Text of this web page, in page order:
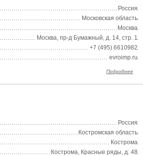
Россия
Московская область
Москва
Москва, пр-д Бумажный, д. 14, стр. 1
+7 (495) 6610982
evroimp.ru
Подробнее
Россия
Костромская область
Кострома
Кострома, Красные ряды, д. 48